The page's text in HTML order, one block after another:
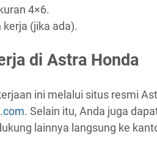
4×6.
(jika ada).
di Astra Honda
ini melalui situs resmi
. Selain itu, Anda juga
lainnya langsung ke